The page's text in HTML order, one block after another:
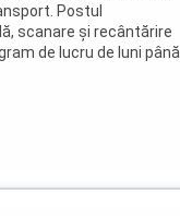
Postul
scanare și recântărire
de lucru de luni până